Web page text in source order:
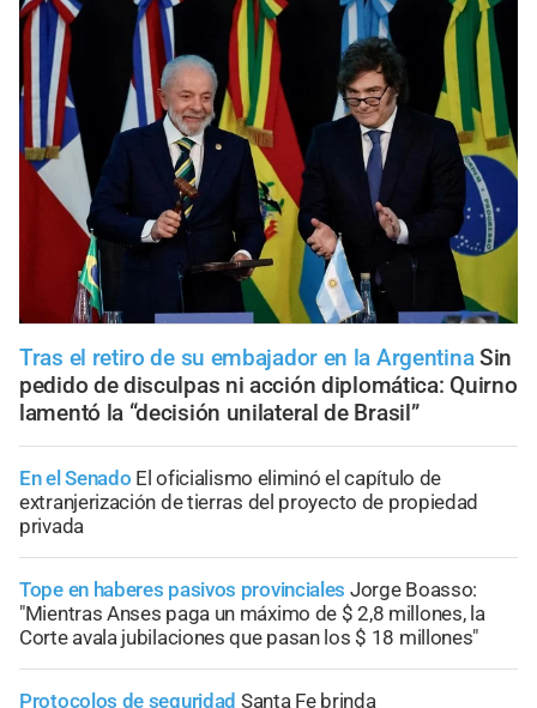
Tras el retiro de su embajador en la Argentina Sin
pedido de disculpas ni acción diplomática: Quirno
lamentó la “decisión unilateral de Brasil”
En el Senado El oficialismo eliminó el capítulo de
extranjerización de tierras del proyecto de propiedad
privada
Tope en haberes pasivos provinciales Jorge Boasso:
"Mientras Anses paga un máximo de $ 2,8 millones, la
Corte avala jubilaciones que pasan los $ 18 millones"
Protocolos de seguridad Santa Fe brinda